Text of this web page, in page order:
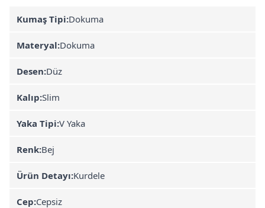
Kumaş Tipi:Dokuma
Materyal:Dokuma
Desen:Düz
Kalıp:Slim
Yaka Tipi:V Yaka
Renk:Bej
Ürün Detayı:Kurdele
Cep:Cepsiz